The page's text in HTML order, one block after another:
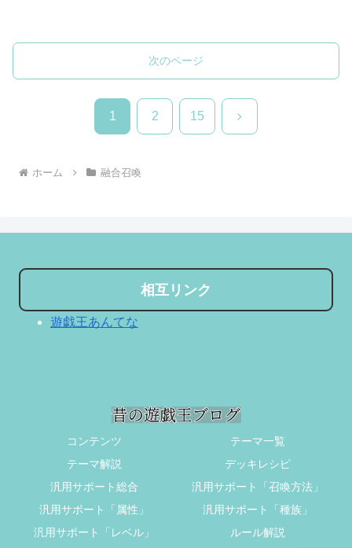
次のページ
1 2 15 次
ホーム 融合召喚
相互リンク
遊戯王あんてな
コンテンツ
テーマ一覧
テーマ解説
デッキレシピ
汎用サポート総合
汎用サポート「召喚方法」
汎用サポート「属性」
汎用サポート「種族」
汎用サポート「レベル」
ルール解説